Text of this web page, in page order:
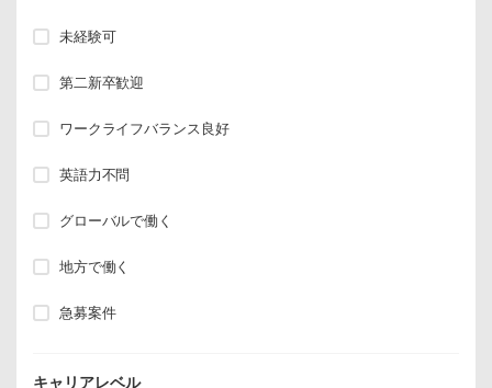
未経験可
第二新卒歓迎
ワークライフバランス良好
英語力不問
グローバルで働く
地方で働く
急募案件
キャリアレベル